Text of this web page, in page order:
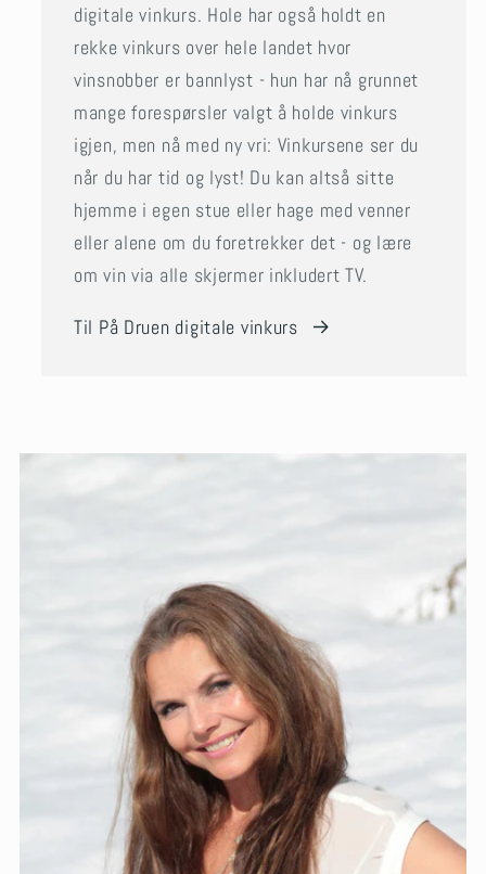
digitale vinkurs. Hole har også holdt en
rekke vinkurs over hele landet hvor
vinsnobber er bannlyst - hun har nå grunnet
mange forespørsler valgt å holde vinkurs
igjen, men nå med ny vri: Vinkursene ser du
når du har tid og lyst! Du kan altså sitte
hjemme i egen stue eller hage med venner
eller alene om du foretrekker det - og lære
om vin via alle skjermer inkludert TV.
Til På Druen digitale vinkurs